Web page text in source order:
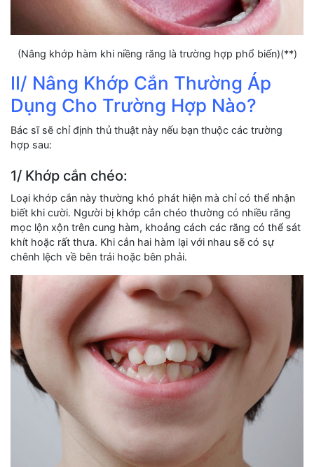
(Nâng khớp hàm khi niềng răng là trường hợp phổ biến)(**)
II/ Nâng Khớp Cắn Thường Áp
Dụng Cho Trường Hợp Nào?
Bác sĩ sẽ chỉ định thủ thuật này nếu bạn thuộc các trường
hợp sau:
1/ Khớp cắn chéo:
Loại khớp cắn này thường khó phát hiện mà chỉ có thể nhận
biết khi cười. Người bị khớp cắn chéo thường có nhiều răng
mọc lộn xộn trên cung hàm, khoảng cách các răng có thể sát
khít hoặc rất thưa. Khi cắn hai hàm lại với nhau sẽ có sự
chênh lệch về bên trái hoặc bên phải.